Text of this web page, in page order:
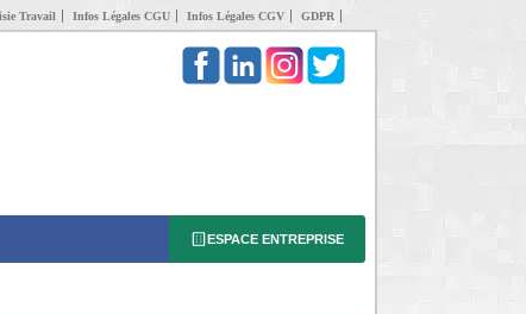
Travail Infos Légales CGU Infos Légales CGV GDPR
ESPACE ENTREPRISE